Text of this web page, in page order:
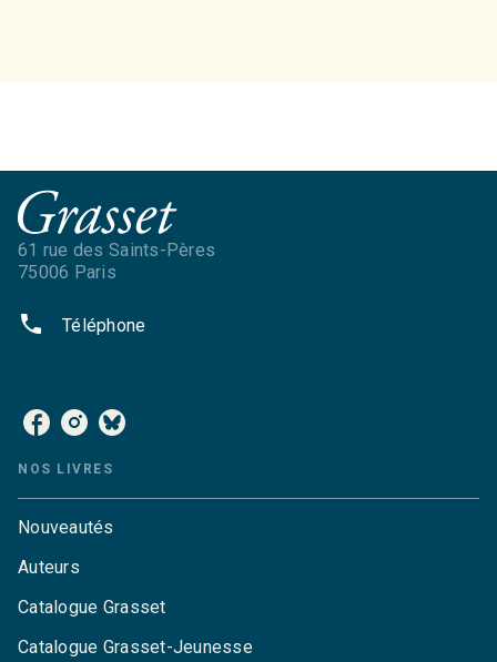
61 rue des Saints-Pères
75006 Paris
phone Téléphone
NOS LIVRES
Nouveautés
Auteurs
Catalogue Grasset
Catalogue Grasset-Jeunesse